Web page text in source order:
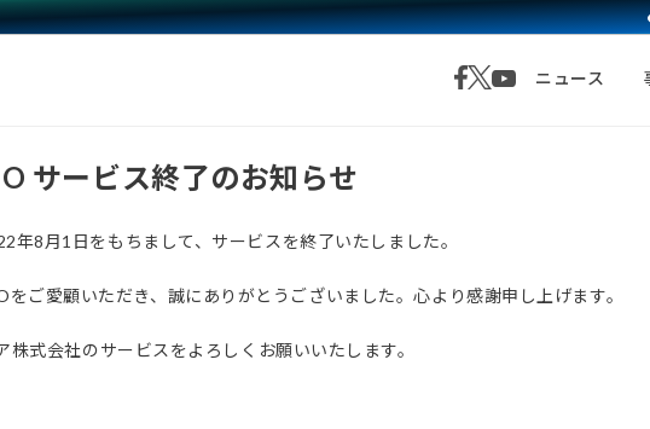
ニュース
サービス終了のお知らせ
8月1日をもちまして、サービスを終了いたしました。
ご愛顧いただき、誠にありがとうございました。心より感謝申し上げます。
株式会社のサービスをよろしくお願いいたします。